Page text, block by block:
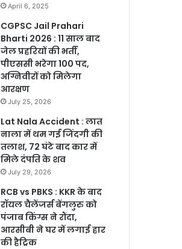
April 6, 2025
CGPSC Jail Prahari
Bharti 2026 : 11 साल बाद
जेल प्रहरियों की भर्ती,
पीएससी भरेगा 100 पद,
अग्निवीरों को मिलेगा
आरक्षण
July 25, 2026
Lat Nala Accident : लात
नाला में थम गई जिंदगी की
तलाश, 72 घंटे बाद कार में
मिले दंपति के शव
July 29, 2026
RCB vs PBKS : KKR के बाद
रॉयल चैलेंजर्स बेंगलुरु को
पंजाब किंग्स ने रौंदा,
आरसीबी ने घर में लगाई हार
की हैट्रिक